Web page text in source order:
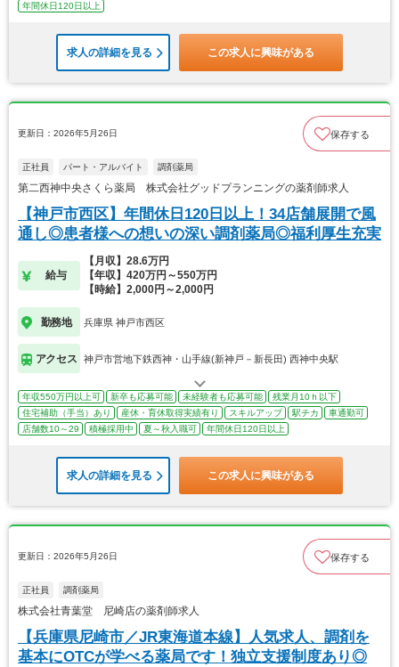
年間休日120日以上
求人の詳細を見る この求人に興味がある
更新日：2026年5月26日 保存する
正社員 パート・アルバイト 調剤薬局
第二西神中央さくら薬局 株式会社グッドプランニングの薬剤師求人
【神戸市西区】年間休日120日以上！34店舗展開で風
通し◎患者様への想いの深い調剤薬局◎福利厚生充実
給与
【月収】28.6万円
【年収】420万円～550万円
【時給】2,000円～2,000円
勤務地 兵庫県 神戸市西区
アクセス 神戸市営地下鉄西神・山手線(新神戸－新長田) 西神中央駅
年収550万円以上可 新卒も応募可能 未経験者も応募可能
残業月10ｈ以下
住宅補助（手当）あり
産休・育休取得実績有り スキルアップ 駅チカ
車通勤可
店舗数10～29
積極採用中 夏～秋入職可 年間休日120日以上
求人の詳細を見る この求人に興味がある
更新日：2026年5月26日 保存する
正社員 調剤薬局
株式会社青葉堂 尼崎店の薬剤師求人
【兵庫県尼崎市／JR東海道本線】人気求人、調剤を
基本にOTCが学べる薬局です！独立支援制度あり◎